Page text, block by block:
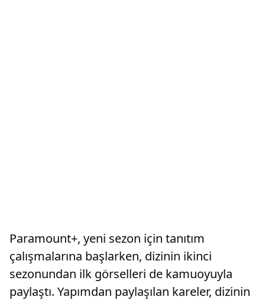
Paramount+, yeni sezon için tanıtım
çalışmalarına başlarken, dizinin ikinci
sezonundan ilk görselleri de kamuoyuyla
paylaştı. Yapımdan paylaşılan kareler, dizinin